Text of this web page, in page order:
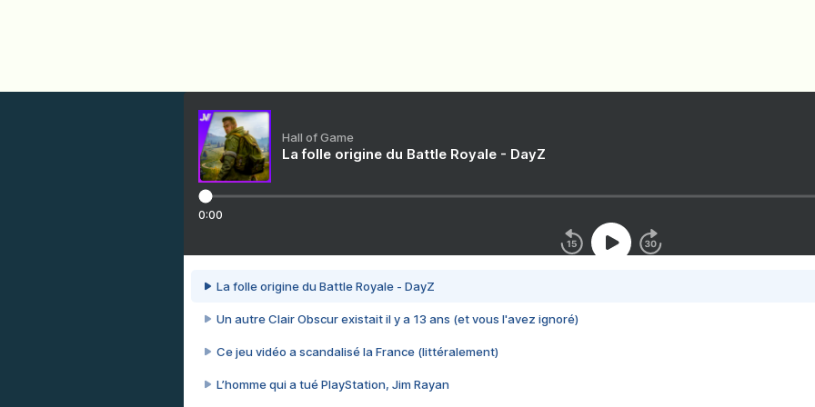
Hall of Game
La folle origine du Battle Royale - DayZ
0:00
La folle origine du Battle Royale - DayZ
Un autre Clair Obscur existait il y a 13 ans (et vous l'avez ignoré)
Ce jeu vidéo a scandalisé la France (littéralement)
L’homme qui a tué PlayStation, Jim Rayan